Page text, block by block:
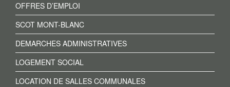
OFFRES D’EMPLOI
SCOT MONT-BLANC
DEMARCHES ADMINISTRATIVES
LOGEMENT SOCIAL
LOCATION DE SALLES COMMUNALES